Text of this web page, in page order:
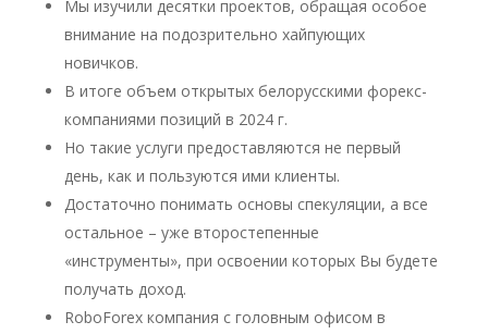
Мы изучили десятки проектов, обращая особое
внимание на подозрительно хайпующих
новичков.
В итоге объем открытых белорусскими форекс-
компаниями позиций в 2024 г.
Но такие услуги предоставляются не первый
день, как и пользуются ими клиенты.
Достаточно понимать основы спекуляции, а все
остальное – уже второстепенные
«инструменты», при освоении которых Вы будете
получать доход.
RoboForex компания с головным офисом в